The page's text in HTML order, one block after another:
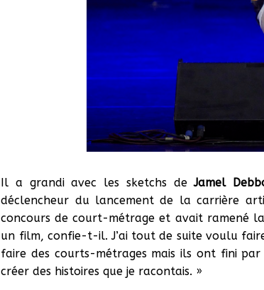
Il a grandi avec les sketchs deJamel
déclencheur du lancement de la carrière
concours de court-métrage et avait ramené
un film, confie-t-il. J’ai tout de suite voulu
faire des courts-métrages mais ils ont fini
créer des histoires que je racontais. »